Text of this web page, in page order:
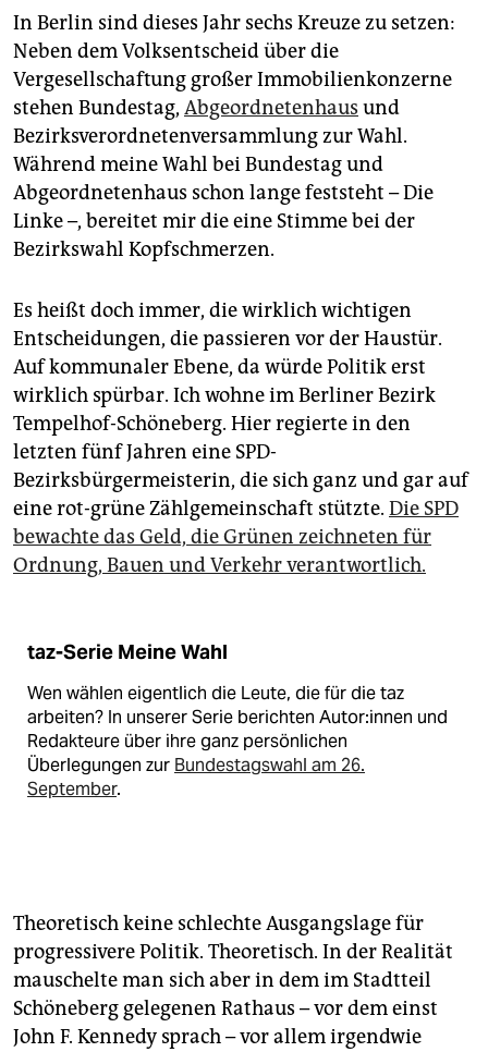
unterstützen
abo
genossenschaft
epaper login
In Berlin sind dieses Jahr sechs Kreuze zu setzen:
Neben dem Volksentscheid über die
Vergesellschaftung großer Immobilienkonzerne
stehen Bundestag, Abgeordnetenhaus und
Bezirksverordnetenversammlung zur Wahl.
Während meine Wahl bei Bundestag und
Abgeordnetenhaus schon lange feststeht – Die
Linke –, bereitet mir die eine Stimme bei der
Bezirkswahl Kopfschmerzen.
Es heißt doch immer, die wirklich wichtigen
Entscheidungen, die passieren vor der Haustür.
Auf kommunaler Ebene, da würde Politik erst
wirklich spürbar. Ich wohne im Berliner Bezirk
Tempelhof-Schöneberg. Hier regierte in den
letzten fünf Jahren eine SPD-
Bezirksbürgermeisterin, die sich ganz und gar auf
eine rot-grüne Zählgemeinschaft stützte. Die SPD
bewachte das Geld, die Grünen zeichneten für
Ordnung, Bauen und Verkehr verantwortlich.
taz-Serie Meine Wahl
Wen wählen eigentlich die Leute, die für die taz
arbeiten? In unserer Serie berichten Au­to­r:in­nen und
Redakteure über ihre ganz persönlichen
Überlegungen zur Bundestagswahl am 26.
September.
Theoretisch keine schlechte Ausgangslage für
progressivere Politik. Theoretisch. In der Realität
mauschelte man sich aber in dem im Stadtteil
Schöneberg gelegenen Rathaus – vor dem einst
John F. Kennedy sprach – vor allem irgendwie